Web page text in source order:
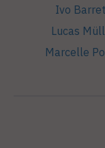
Ivo
Lucas
Marcelle